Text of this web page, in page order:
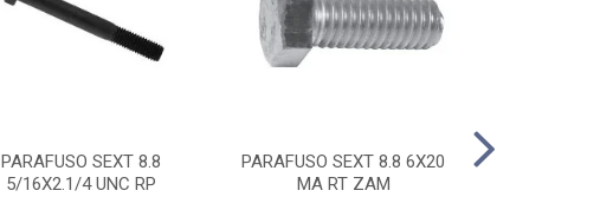
PARAFUSO SEXT 8.8
5/16X2.1/4 UNC RP
PARAFUSO SEXT 8.8 6X20
MA RT ZAM